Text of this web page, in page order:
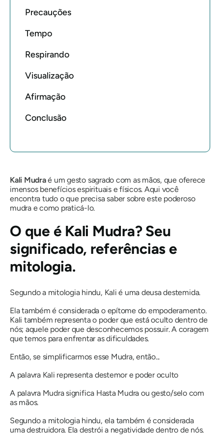
Precauções
Tempo
Respirando
Visualização
Afirmação
Conclusão
Kali Mudraé um gesto sagrado com as mãos, que oferece
imensos benefícios espirituais e físicos. Aqui você
encontra tudo o que precisa saber sobre este poderoso
mudrae como praticá-lo.
O que é Kali Mudra? Seu
significado, referências e
mitologia.
Segundo a mitologia hindu, Kali é uma deusa destemida.
Ela também é considerada o epítome do empoderamento.
Kali também representa o poder que está oculto dentro de
nós; aquele poder que desconhecemos possuir. A coragem
que temos para enfrentar as dificuldades.
Então, se simplificarmos esse Mudra, então...
A palavra Kali representa destemor e poder oculto
A palavra Mudrasignifica Hasta Mudra ou gesto/selo com
as mãos.
Segundo a mitologia hindu, ela também é considerada
uma destruidora. Ela destrói a negatividade dentro de nós.